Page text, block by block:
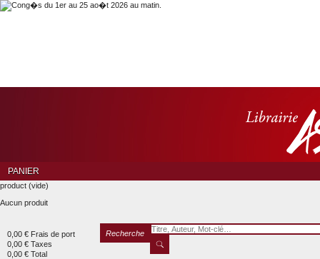
Recherche
PANIER
product (vide)
Aucun produit
0,00 € Frais de port
0,00 € Taxes
0,00 € Total